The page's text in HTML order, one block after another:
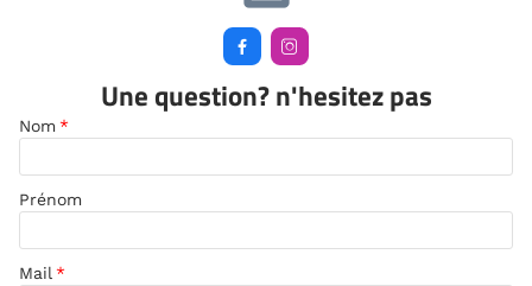
 
Une question? n'hesitez pas
Nom *
Prénom
Mail *